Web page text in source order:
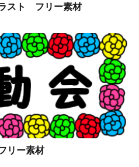
スト フリー素材
リー素材